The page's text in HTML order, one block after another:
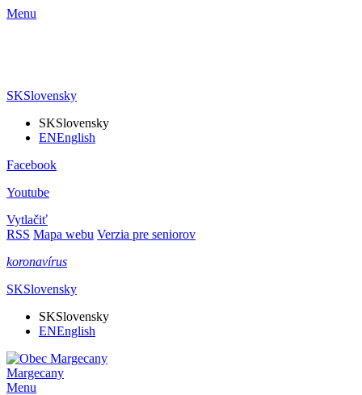
Menu
SKSlovensky
SKSlovensky
ENEnglish
Facebook
Youtube
Vytlačiť
RSS Mapa webu Verzia pre seniorov
koronavírus
SKSlovensky
SKSlovensky
ENEnglish
Margecany
Menu